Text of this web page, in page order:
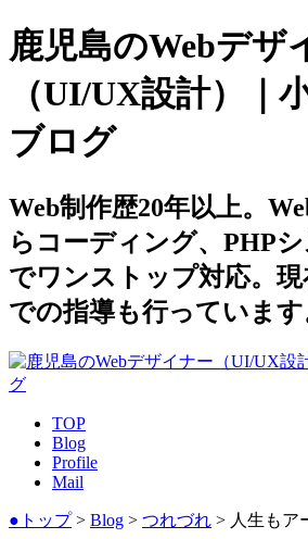
鹿児島のWebデザ
（UI/UX設計）｜
ブログ
Web制作歴20年以上。
らコーディング、PHP
でワンストップ対応。
での指導も行っています
TOP
Blog
Profile
Mail
●トップ> Blog > つれづれ > 人生もア